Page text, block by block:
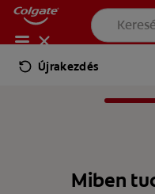
Colgate® | Fogkrémek,
Újrakezdés
Miben
TERMÉKEK